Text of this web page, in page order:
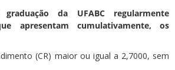
da UFABC regularmente
apresentam cumulativamente, os
(CR) maior ou igual a 2,7000, sem